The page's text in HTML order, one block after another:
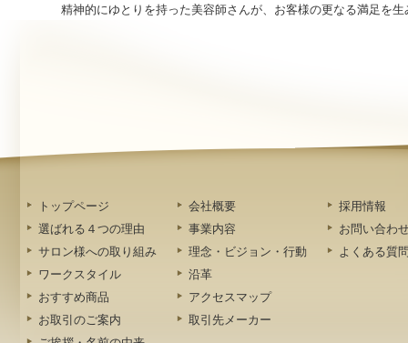
精神的にゆとりを持った美容師さんが、お客様の更なる満足を
トップページ
選ばれる４つの理由
サロン様への取り組み
ワークスタイル
おすすめ商品
お取引のご案内
会社概要
事業内容
理念・ビジョン・行動
沿革
アクセスマップ
取引先メーカー
採用情報
お問い合わ
よくある質